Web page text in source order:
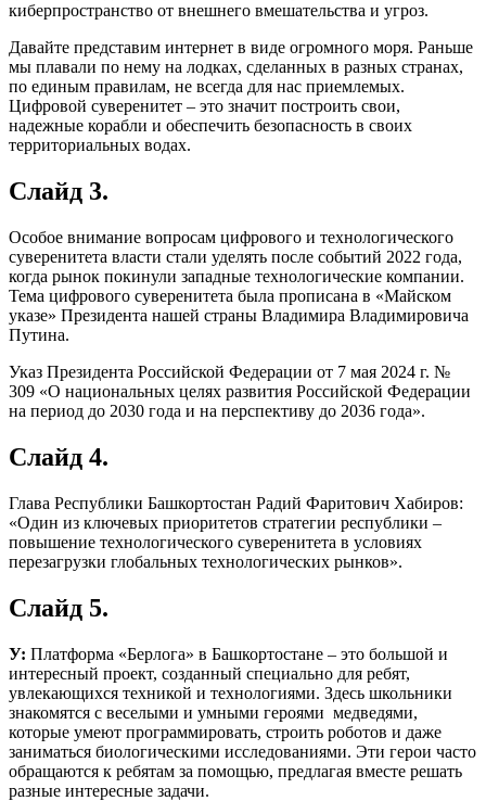
киберпространство от внешнего вмешательства и угроз.
Давайте представим интернет в виде огромного моря. Раньше
мы плавали по нему на лодках, сделанных в разных странах,
по единым правилам, не всегда для нас приемлемых.
Цифровой суверенитет – это значит построить свои,
надежные корабли и обеспечить безопасность в своих
территориальных водах.
Слайд 3.
Особое внимание вопросам цифрового и технологического
суверенитета власти стали уделять после событий 2022 года,
когда рынок покинули западные технологические компании.
Тема цифрового суверенитета была прописана в «Майском
указе» Президента нашей страны Владимира Владимировича
Путина.
Указ Президента Российской Федерации от 7 мая 2024 г. №
309 «О национальных целях развития Российской Федерации
на период до 2030 года и на перспективу до 2036 года».
Слайд 4.
Глава Республики Башкортостан Радий Фаритович Хабиров:
«Один из ключевых приоритетов стратегии республики –
повышение технологического суверенитета в условиях
перезагрузки глобальных технологических рынков».
Слайд 5.
У: Платформа «Берлога» в Башкортостане – это большой и
интересный проект, созданный специально для ребят,
увлекающихся техникой и технологиями. Здесь школьники
знакомятся с веселыми и умными героями ­ медведями,
которые умеют программировать, строить роботов и даже
заниматься биологическими исследованиями. Эти герои часто
обращаются к ребятам за помощью, предлагая вместе решать
разные интересные задачи.